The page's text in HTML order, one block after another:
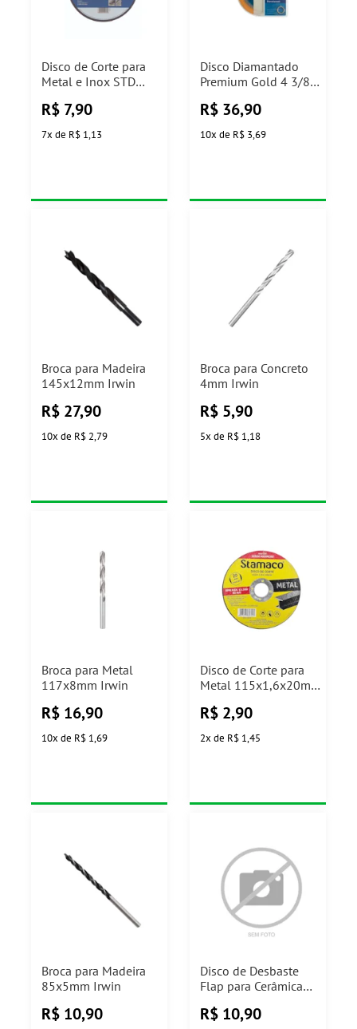
Disco de Corte para
Metal e Inox STD
R$ 7,90
7x de R$ 1,13
Disco Diamantado
Premium Gold 4 3/8"
Stamaco
R$ 36,90
10x de R$ 3,69
Broca para Madeira
145x12mm Irwin
R$ 27,90
10x de R$ 2,79
Broca para Concreto
4mm Irwin
R$ 5,90
5x de R$ 1,18
Broca para Metal
117x8mm Irwin
R$ 16,90
10x de R$ 1,69
Disco de Corte para
Metal 115x1,6x20mm
R$ 2,90
2x de R$ 1,45
Broca para Madeira
85x5mm Irwin
R$ 10,90
Disco de Desbaste
Flap para Cerâmica
115mm Cortag
R$ 10,90